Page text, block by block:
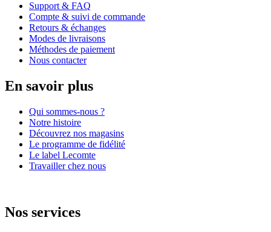
Support & FAQ
Compte & suivi de commande
Retours & échanges
Modes de livraisons
Méthodes de paiement
Nous contacter
En savoir plus
Qui sommes-nous ?
Notre histoire
Découvrez nos magasins
Le programme de fidélité
Le label Lecomte
Travailler chez nous
Nos services